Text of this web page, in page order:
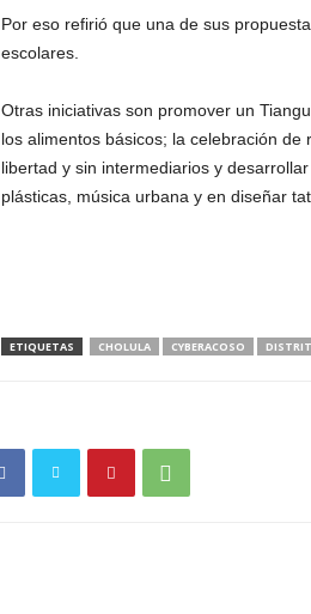
Por eso refirió que una de sus
escolares.
Otras iniciativas son promover un
los alimentos básicos; la celebración
libertad y sin intermediarios y
plásticas, música urbana y en diseñar
ETIQUETAS CHOLULA CYBERACOSO